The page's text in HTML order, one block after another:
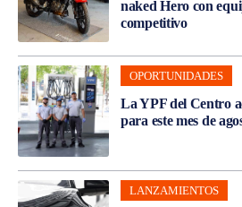
naked Hero con
competitivo
OPORTUNIDADES
La YPF del Centro
para este mes de
LANZAMIENTOS